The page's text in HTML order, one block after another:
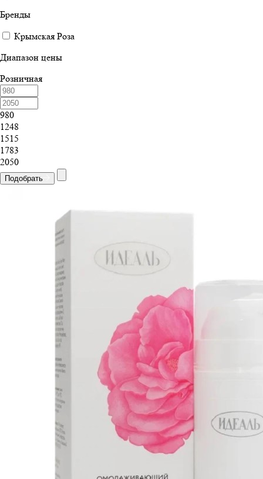
Бренды
Крымская Роза
Диапазон цены
Розничная
980
1248
1515
1783
2050
Подобрать